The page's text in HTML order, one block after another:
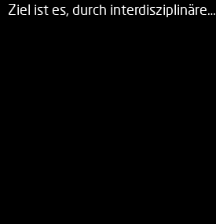
Ziel ist es, durch interdisziplinäre…